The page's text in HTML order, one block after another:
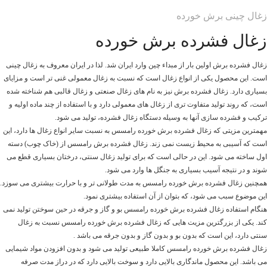
زغال چینی برش خورده
زغال فشرده برش خورده
زغال فشرده برش اولین بار از مبداء چین وارد ایران شد. لذا در ایران معروف به زغال چینی
است. این محصول یکی از انواع زغال است که نسبت به زغال معمولی غنی تر است و مزایای
بسیاری دارد. زغال فشرده برش نیز به نام های زغال صنعتی و زغال قالبی هم شناخته شده
است، که روند تولید متفاوت تری از زغال های معمولی دارد و با استفاده از چند ماده اولیه و
ترکیب و فشرده سازی آنها به وسیله دستگاه زغال فشرده، تولید می شود.
مهمترین مزیتی که زغال فشرده برش خورده رامسس به نسبت سایر انواع زغال ها دارد، این
است که آسیبی به محیط زیست نمی زند. زغال فشرده برش رامسس از (خاک چوب) دسته
اول ساخته می شود. این در حالی است که برای تولید زغال سنتی، درختان بسیاری قطع می
شوند و در نتیجه آسیب بسیاری به جنگل ها وارد می شود.
همچنین زغال فشرده برش خورده رامسس به مدت طولانی تر و با حرارت بیشتری می سوزد.
این موضوع سبب می شود، که بتوان از آن استفاده بیشتری نمود.
هنگام استفاده زغال فشرده برش خورده رامسس بو و گاز و جرقه در حین سوختن تولید نمی
کند. یکی از بزرگترین مزیت هایی که زغال فشرده برش خورده رامسس نسبت به زغال
سنتی دارد، این است که بدون بو و بدون گاز و بدون جرقه می باشد .
زغال فشرده برش خورده رامسس کاملا طبیعی تولید می شود و بدون افزودن مواد شیمایی
می باشد. این محصول ماندگاری بالایی دارد و سوخت بالایی دارد که در دراز مدت صرفه